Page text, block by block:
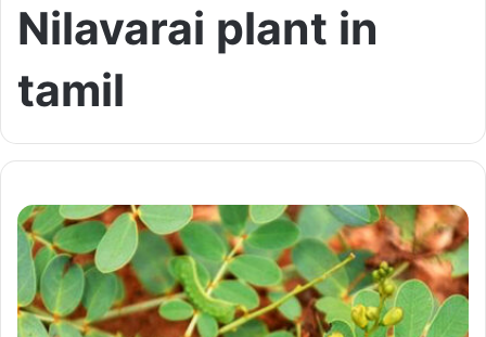
Nilavarai plant in
tamil